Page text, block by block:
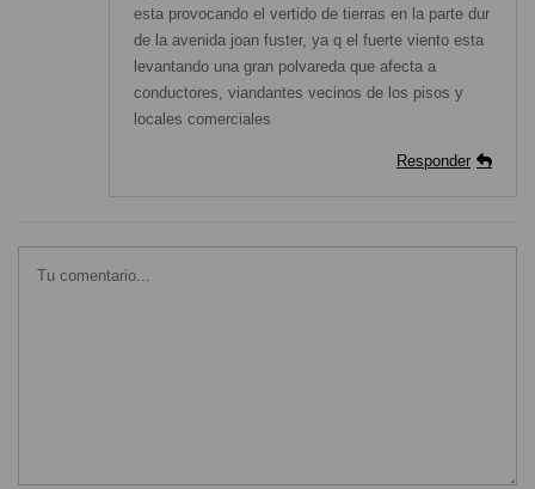
esta provocando el vertido de tierras en la parte dur
de la avenida joan fuster, ya q el fuerte viento esta
levantando una gran polvareda que afecta a
conductores, viandantes vecinos de los pisos y
locales comerciales
Responder